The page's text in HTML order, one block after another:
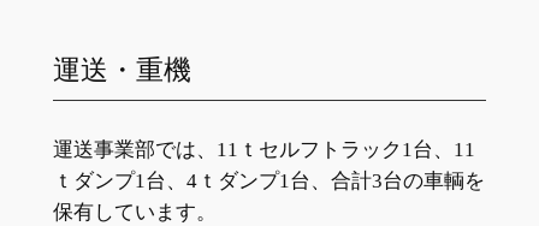
運送・重機
運送事業部では、11ｔセルフトラック1台、11
ｔダンプ1台、4ｔダンプ1台、合計3台の車輌を
保有しています。